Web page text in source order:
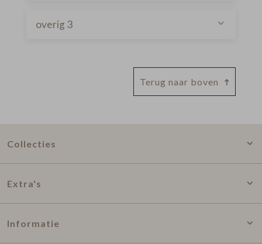
overig 3
Terug naar boven
Collecties
Extra's
Informatie